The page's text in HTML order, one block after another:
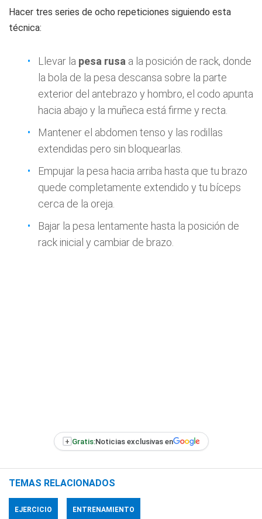
Hacer tres series de ocho repeticiones siguiendo esta
técnica:
Llevar la pesa rusa a la posición de rack, donde
la bola de la pesa descansa sobre la parte
exterior del antebrazo y hombro, el codo apunta
hacia abajo y la muñeca está firme y recta.
Mantener el abdomen tenso y las rodillas
extendidas pero sin bloquearlas.
Empujar la pesa hacia arriba hasta que tu brazo
quede completamente extendido y tu bíceps
cerca de la oreja.
Bajar la pesa lentamente hasta la posición de
rack inicial y cambiar de brazo.
+ Gratis:Noticias exclusivas en
TEMAS RELACIONADOS
EJERCICIO ENTRENAMIENTO